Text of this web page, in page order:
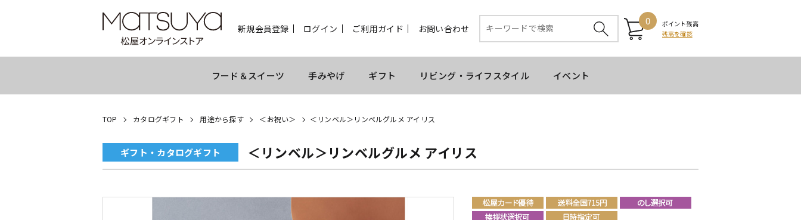
新規会員登録 ログイン ご利用ガイド お問い合わせ
0
ポイント残高
残高を確認
フード＆スイーツ 手みやげ ギフト リビング・ライフスタイル イベント
TOP カタログギフト 用途から探す ＜お祝い＞ ＜リンベル＞リンベルグルメ アイリス
ギフト・カタログギフト ＜リンベル＞リンベルグルメ アイリス